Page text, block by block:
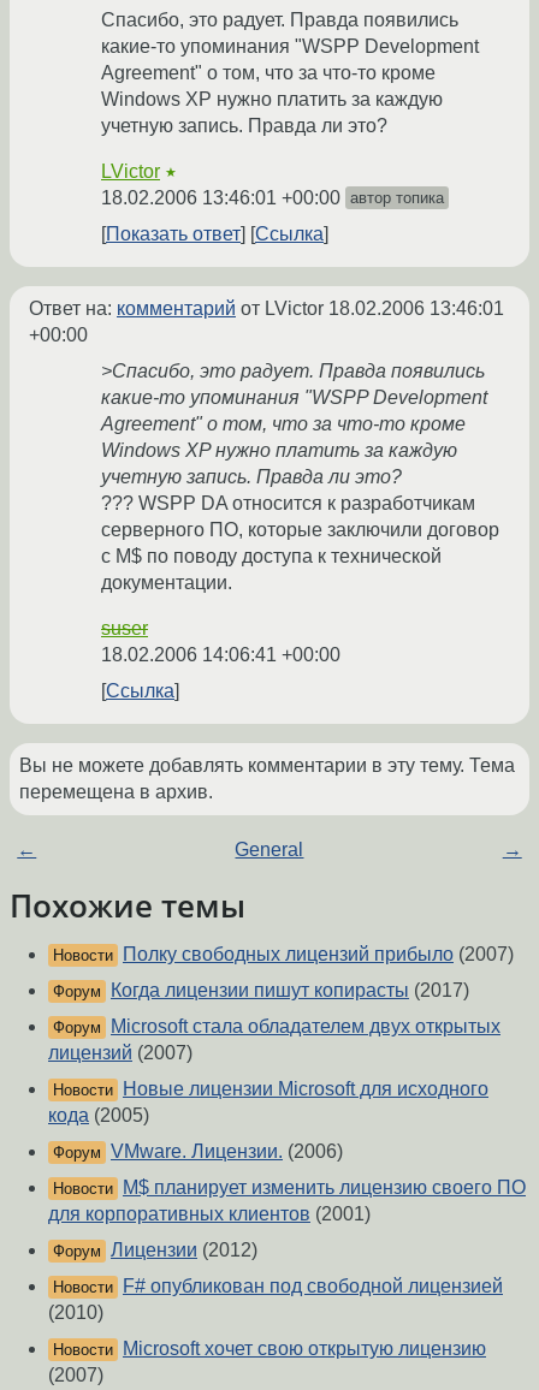
Спасибо, это радует. Правда появились
какие-то упоминания "WSPP Development
Agreement" о том, что за что-то кроме
Windows XP нужно платить за каждую
учетную запись. Правда ли это?
LVictor ★
18.02.2006 13:46:01 +00:00 автор топика
Показать ответ Ссылка
Ответ на: комментарий от LVictor 18.02.2006 13:46:01
+00:00
>Спасибо, это радует. Правда появились
какие-то упоминания "WSPP Development
Agreement" о том, что за что-то кроме
Windows XP нужно платить за каждую
учетную запись. Правда ли это?
??? WSPP DA относится к разработчикам
серверного ПО, которые заключили договор
с M$ по поводу доступа к технической
документации.
suser
18.02.2006 14:06:41 +00:00
Ссылка
Вы не можете добавлять комментарии в эту тему. Тема
перемещена в архив.
← General →
Похожие темы
Новости Полку свободных лицензий прибыло (2007)
Форум Когда лицензии пишут копирасты (2017)
Форум
Microsoft стала обладателем двух открытых
лицензий (2007)
Новости
Новые лицензии Microsoft для исходного
кода (2005)
Форум VMware. Лицензии. (2006)
Новости
M$ планирует изменить лицензию своего ПО
для корпоративных клиентов (2001)
Форум Лицензии (2012)
Новости
F# опубликован под свободной лицензией
(2010)
Новости
Microsoft хочет свою открытую лицензию
(2007)